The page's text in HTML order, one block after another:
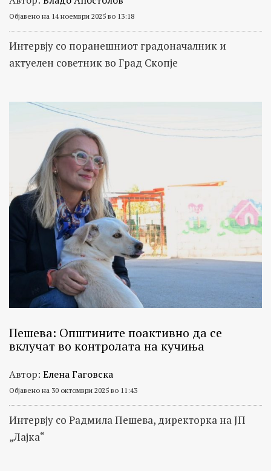
Објавено на 14 ноември 2025 во 13:18
Интервју со поранешниот градоначалник и
актуелен советник во Град Скопје
Пешева: Општините поактивно да се
вклучат во контролата на кучиња
Автор: Елена Гаговска
Објавено на 30 октомври 2025 во 11:43
Интервју со Радмила Пешeва, директорка на ЈП
„Лајка“